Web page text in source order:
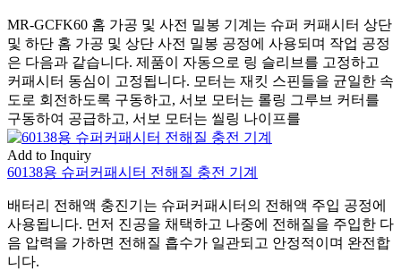
MR-GCFK60 홈 가공 및 사전 밀봉 기계는 슈퍼 커패시터 상단
및 하단 홈 가공 및 상단 사전 밀봉 공정에 사용되며 작업 공정
은 다음과 같습니다. 제품이 자동으로 링 슬리브를 고정하고
커패시터 동심이 고정됩니다. 모터는 재킷 스핀들을 균일한 속
도로 회전하도록 구동하고, 서보 모터는 롤링 그루브 커터를
구동하여 공급하고, 서보 모터는 씰링 나이프를
Add to Inquiry
60138용 슈퍼커패시터 전해질 충전 기계
배터리 전해액 충진기는 슈퍼커패시터의 전해액 주입 공정에
사용됩니다. 먼저 진공을 채택하고 나중에 전해질을 주입한 다
음 압력을 가하면 전해질 흡수가 일관되고 안정적이며 완전합
니다.